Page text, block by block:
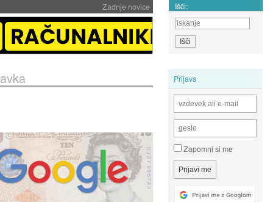
Zadnje novice Išči:
Prijava
Zapomni si me